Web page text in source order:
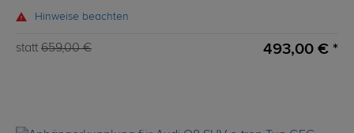
Hinweise beachten
statt 659,00 € 493,00 € *